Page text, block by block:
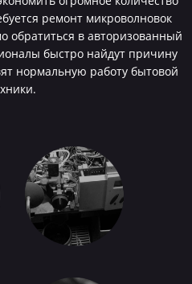
ремонт микроволновок
обратиться в авторизованный
быстро найдут причину
нормальную работу бытовой